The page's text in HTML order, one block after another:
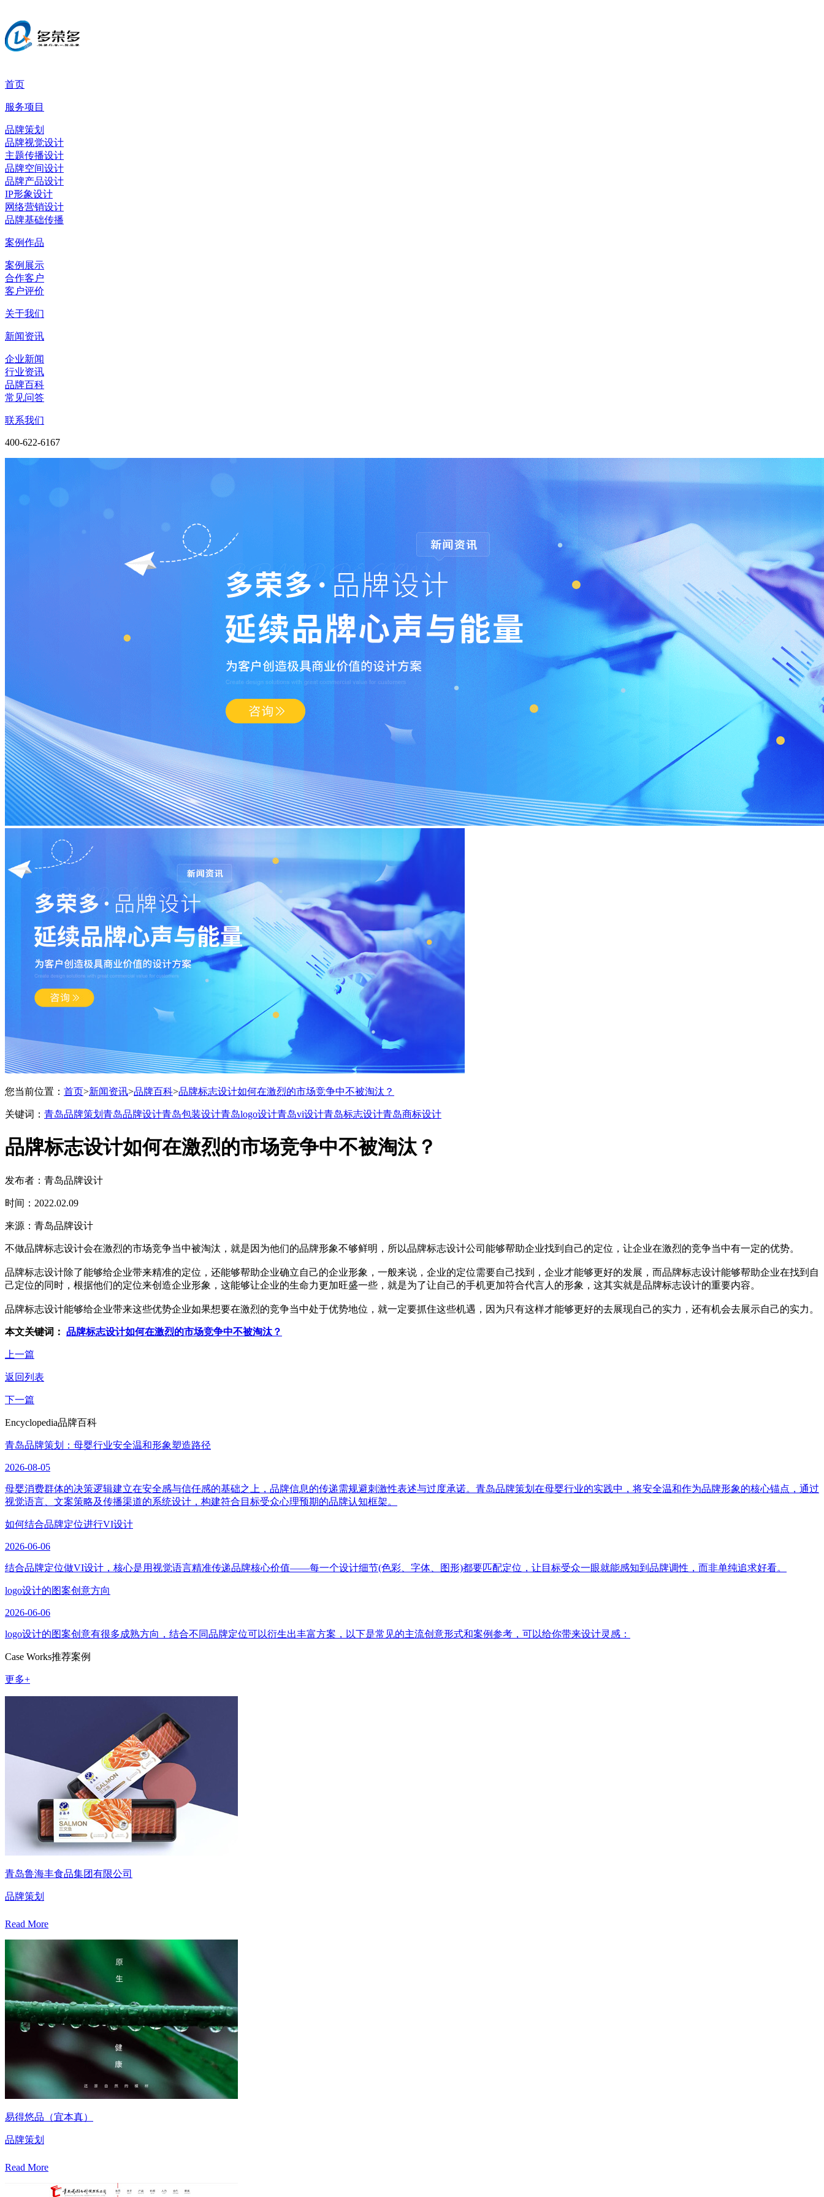
首页
服务项目
品牌策划
品牌视觉设计
主题传播设计
品牌空间设计
品牌产品设计
IP形象设计
网络营销设计
品牌基础传播
案例作品
案例展示
合作客户
客户评价
关于我们
新闻资讯
企业新闻
行业资讯
品牌百科
常见问答
联系我们
400-622-6167
您当前位置： 首页>新闻资讯>品牌百科>品牌标志设计如何在激烈的市场竞争中不被淘汰？
关键词： 青岛品牌策划 青岛品牌设计青岛包装设计青岛logo设计青岛vi设计青岛标志设计青岛商标设计
品牌标志设计如何在激烈的市场竞争中不被淘汰？
发布者：青岛品牌设计
时间：2022.02.09
来源：青岛品牌设计
不做品牌标志设计会在激烈的市场竞争当中被淘汰，就是因为他们的品牌形象不够鲜明，所以品牌标志设计公司能够帮助企业找到自己的定位，让企业在激烈的竞争当中有一定的优势。
品牌标志设计除了能够给企业带来精准的定位，还能够帮助企业确立自己的企业形象，一般来说，企业的定位需要自己找到，企业才能够更好的发展，而品牌标志设计能够帮助企业在找到自
己定位的同时，根据他们的定位来创造企业形象，这能够让企业的生命力更加旺盛一些，就是为了让自己的手机更加符合代言人的形象，这其实就是品牌标志设计的重要内容。
品牌标志设计能够给企业带来这些优势企业如果想要在激烈的竞争当中处于优势地位，就一定要抓住这些机遇，因为只有这样才能够更好的去展现自己的实力，还有机会去展示自己的实力。
本文关键词： 品牌标志设计如何在激烈的市场竞争中不被淘汰？
上一篇
返回列表
下一篇
Encyclopedia品牌百科
青岛品牌策划：母婴行业安全温和形象塑造路径
2026-08-05
母婴消费群体的决策逻辑建立在安全感与信任感的基础之上，品牌信息的传递需规避刺激性表述与过度承诺。青岛品牌策划在母婴行业的实践中，将安全温和作为品牌形象的核心锚点，通过
视觉语言、文案策略及传播渠道的系统设计，构建符合目标受众心理预期的品牌认知框架。
如何结合品牌定位进行VI设计
2026-06-06
结合品牌定位做VI设计，核心是用视觉语言精准传递品牌核心价值——每一个设计细节(色彩、字体、图形)都要匹配定位，让目标受众一眼就能感知到品牌调性，而非单纯追求好看。
logo设计的图案创意方向
2026-06-06
logo设计的图案创意有很多成熟方向，结合不同品牌定位可以衍生出丰富方案，以下是常见的主流创意形式和案例参考，可以给你带来设计灵感：
Case Works推荐案例
更多+
青岛鲁海丰食品集团有限公司
品牌策划
Read More
易得悠品（宜本真）
品牌策划
Read More